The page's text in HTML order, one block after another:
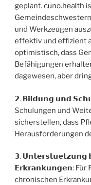
geplant.cuno.health
und Werkzeugen
effektiv und effizient
optimistisch, dass
Befähigungen
dagewesen, aber
𝟮. 𝗕𝗶𝗹𝗱𝘂𝗻𝗴 𝘂𝗻𝗱
Schulungen und
sicherstellen, dass
Herausforderungen
𝟯. 𝗨𝗻𝘁𝗲𝗿𝘀𝘁𝘂𝗲𝘁𝘇𝘂𝗻𝗴
𝗘𝗿𝗸𝗿𝗮𝗻𝗸𝘂𝗻𝗴𝗲𝗻: Für
chronischen